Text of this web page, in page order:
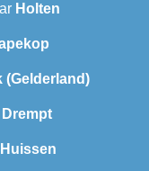
Holten
(Gelderland)
Drempt
Huissen